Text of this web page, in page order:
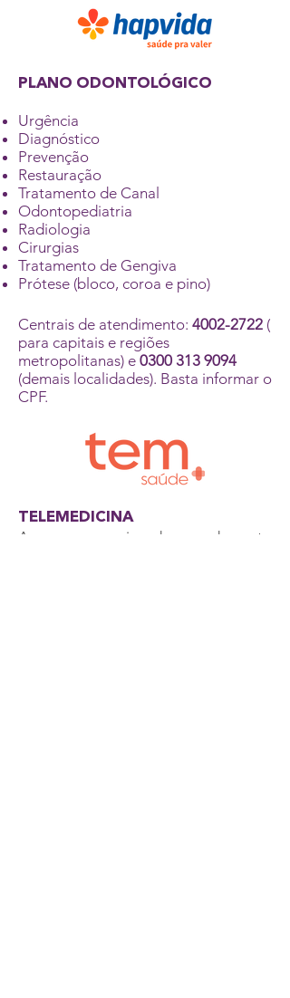
PLANO ODONTOLÓGICO
Urgência
Diagnóstico
Prevenção
Restauração
Tratamento de Canal
Odontopediatria
Radiologia
Cirurgias
Tratamento de Gengiva
Prótese (bloco, coroa e pino)
Centrais de atendimento: 4002-2722 (
para capitais e regiões
metropolitanas) e 0300 313 9094
(demais localidades). Basta informar o
CPF.
TELEMEDICINA
Acesso ao serviço de agendamento